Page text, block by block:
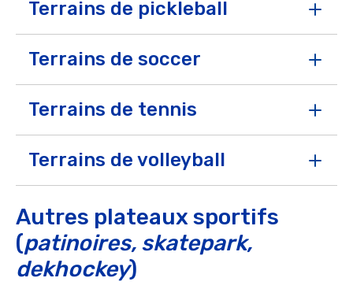
Terrains de pickleball
Terrains de soccer
Terrains de tennis
Terrains de volleyball
Autres plateaux sportifs
(patinoires, skatepark,
dekhockey)